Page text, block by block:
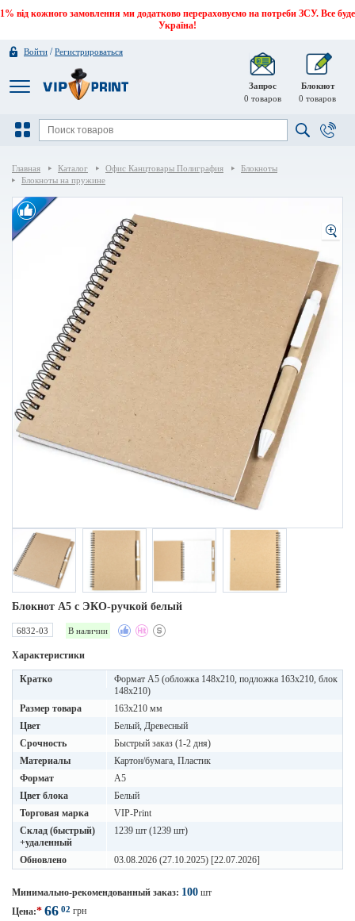
1% від кожного замовлення ми додатково перераховуємо на потреби ЗСУ. Все буде
Україна!
Войти /Регистрироваться
Запрос
0 товаров
Блокнот
0 товаров
Главная Каталог Офис Канцтовары Полиграфия
Блокноты
Блокноты на пружине
Блокнот A5 с ЭКО-ручкой белый
6832-03 В наличии
Характеристики
Кратко
Формат А5 (обложка 148х210, подложка 163х210, блок
148х210)
Размер товара
163х210 мм
Цвет
Белый, Древесный
Срочность
Быстрый заказ (1-2 дня)
Материалы
Картон/бумага, Пластик
Формат
A5
Цвет блока
Белый
Торговая марка
VIP-Print
Склад (быстрый)
+удаленный
1239 шт (1239 шт)
Обновлено 03.08.2026 (27.10.2025) [22.07.2026]
Минимально-рекомендованный заказ: 100 шт
Цена:* 66 02 грн